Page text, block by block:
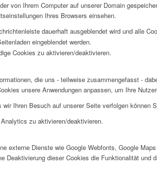
von Ihrem Computer auf unserer Domain
Ihres Browsers einsehen.
dauerhaft ausgeblendet wird und alle
eingeblendet werden.
Cookies zu aktivieren/deaktivieren.
die uns - teilweise zusammengefasst -
unsere Anwendungen anpassen, um Ihre
Ihren Besuch auf unserer Seite verfolgen können
zu aktivieren/deaktivieren.
externe Dienste wie Google Webfonts, Google
Deaktivierung dieser Cookies die Funktionalität und